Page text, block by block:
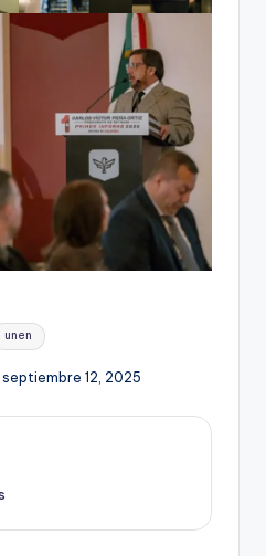
unen
12, 2025